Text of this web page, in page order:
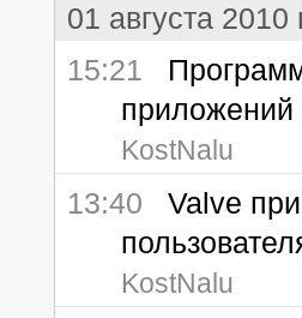
01 августа 2010
15:21
приложений
KostNalu
13:40 Valve
KostNalu